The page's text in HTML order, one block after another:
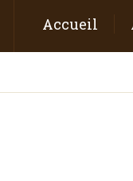
Accueil